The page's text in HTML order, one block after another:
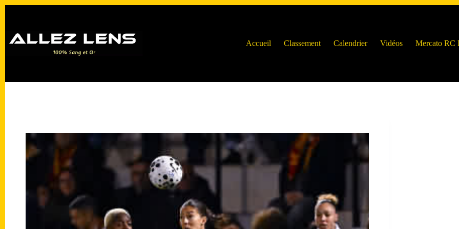
Accueil
Classement Calendrier Vidéos Mercato RC